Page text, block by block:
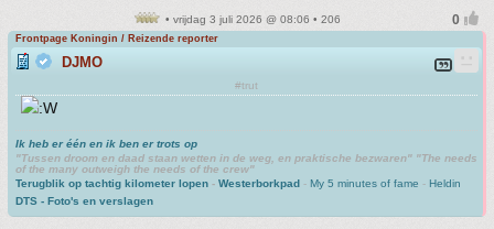
• vrijdag 3 juli 2026 @ 08:06 • 206
Frontpage Koningin / Reizende reporter
DJMO
#trut
Ik heb er één en ik ben er trots op
"Tussen droom en daad staan wetten in de weg, en praktische bezwaren" "The needs
of the many outweigh the needs of the crew"
Terugblik op tachtig kilometer lopen - Westerborkpad - My 5 minutes of fame - Heldin
DTS - Foto's en verslagen